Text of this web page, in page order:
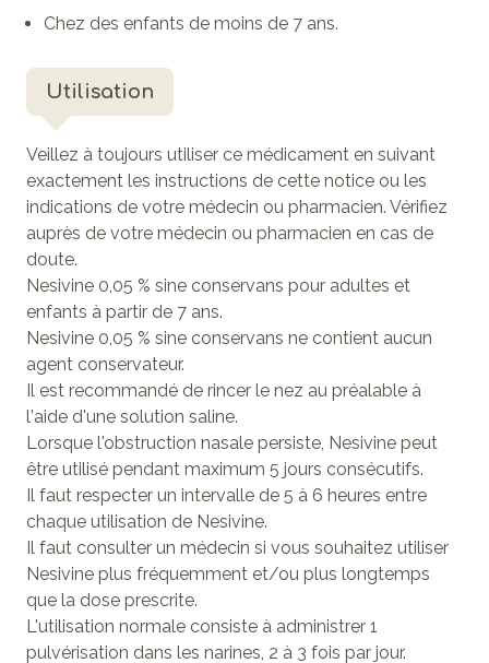
Chez des enfants de moins de 7 ans.
Utilisation
Veillez à toujours utiliser ce médicament en suivant
exactement les instructions de cette notice ou les
indications de votre médecin ou pharmacien. Vérifiez
auprès de votre médecin ou pharmacien en cas de
doute.
Nesivine 0,05 % sine conservans pour adultes et
enfants à partir de 7 ans.
Nesivine 0,05 % sine conservans ne contient aucun
agent conservateur.
Il est recommandé de rincer le nez au préalable à
l'aide d'une solution saline.
Lorsque l'obstruction nasale persiste, Nesivine peut
être utilisé pendant maximum 5 jours consécutifs.
Il faut respecter un intervalle de 5 à 6 heures entre
chaque utilisation de Nesivine.
Il faut consulter un médecin si vous souhaitez utiliser
Nesivine plus fréquemment et/ou plus longtemps
que la dose prescrite.
L'utilisation normale consiste à administrer 1
pulvérisation dans les narines, 2 à 3 fois par jour.